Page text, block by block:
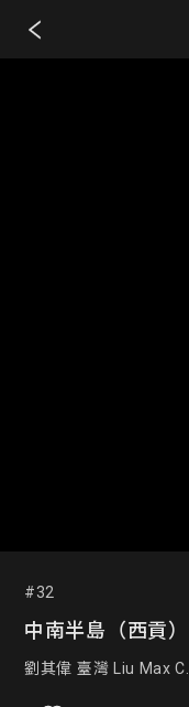
#32
中南半島（西貢